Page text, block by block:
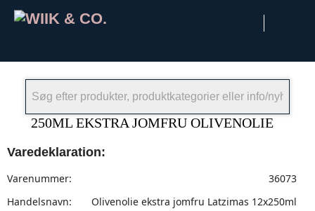
250ML EKSTRA JOMFRU OLIVENOLIE
Varedeklaration:
Varenummer:
36073
Handelsnavn:
Olivenolie ekstra jomfru Latzimas 12x250ml